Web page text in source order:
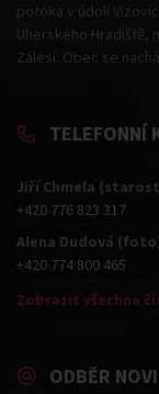
potoka v údolí
Uherského Hradiště,
Zálesí. Obec se
TELEFONNÍ
Jiří Chmela
+420 776 823 317
Alena Dudová
+420 774 800 465
Zobrazit všechna
ODBĚR